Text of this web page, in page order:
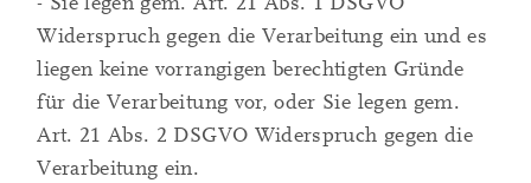
Widerspruch gegen die Verarbeitung ein und es
liegen keine vorrangigen berechtigten Gründe
für die Verarbeitung vor, oder Sie legen gem.
Art. 21 Abs. 2 DSGVO Widerspruch gegen die
Verarbeitung ein.